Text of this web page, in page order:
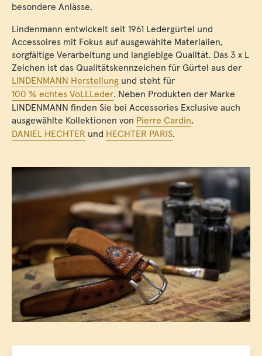
besondere Anlässe.
Lindenmann entwickelt seit 1961 Ledergürtel und
Accessoires mit Fokus auf ausgewählte Materialien,
sorgfältige Verarbeitung und langlebige Qualität. Das 3 x L
Zeichen ist das Qualitätskennzeichen für Gürtel aus der
LINDENMANN Herstellung und steht für
100 % echtes VoLLLeder. Neben Produkten der Marke
LINDENMANN finden Sie bei Accessories Exclusive auch
ausgewählte Kollektionen von Pierre Cardin,
DANIEL HECHTER und HECHTER PARIS.